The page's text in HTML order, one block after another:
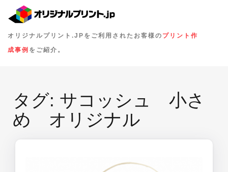
オリジナルプリント.JPをご利用されたお客様の プリント作
成事例 をご紹介。
タグ: サコッシュ 小さ
め オリジナル